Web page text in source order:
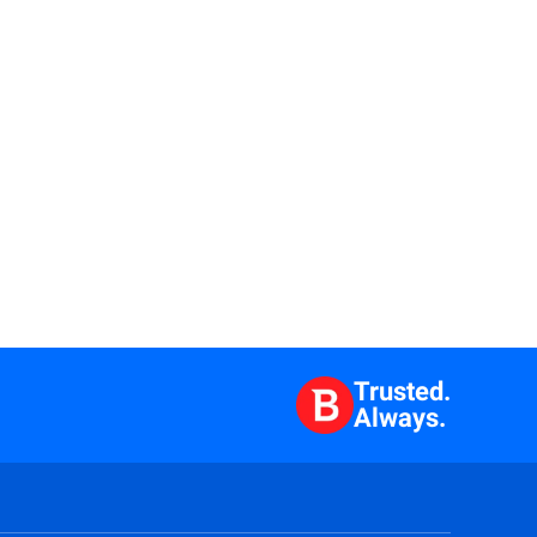
Trusted.
Always.